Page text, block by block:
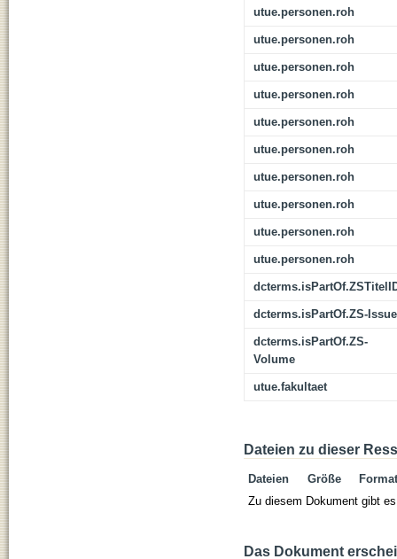
utue.personen.roh
utue.personen.roh
utue.personen.roh
utue.personen.roh
utue.personen.roh
utue.personen.roh
utue.personen.roh
utue.personen.roh
utue.personen.roh
utue.personen.roh
dcterms.isPartOf.ZS-Issue
dcterms.isPartOf.ZS-
Volume
utue.fakultaet
Dateien zu dieser
Dateien Größe
Format
Zu diesem Dokument gibt
Das Dokument